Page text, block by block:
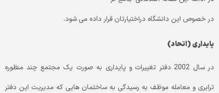
در خصوص این دانشگاه دراختیارتان قرار داده می شود.
پایداری (اتحاد)
در سال 2002 دفتر تغییرات و پایداری به صورت یک مجتمع چند منظوره
ترابری و معامله موظف به رسیدگی به ساختمان­ هایی که مدیریت این دفتر